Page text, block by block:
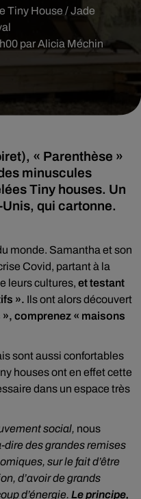
par Alicia Méchin
Tiny House / Jade
« Parenthèse »
minuscules
Tiny houses. Un
qui cartonne.
monde. Samantha et son
Covid, partant à la
leurs cultures, et testant
». Ils ont alors découvert
», comprenez « maisons
sont aussi confortables
houses ont en effet cette
dans un espace très
social, nous
dire des grandes remises
sur le fait d’être
d’avoir de grands
d’énergie. Le principe,